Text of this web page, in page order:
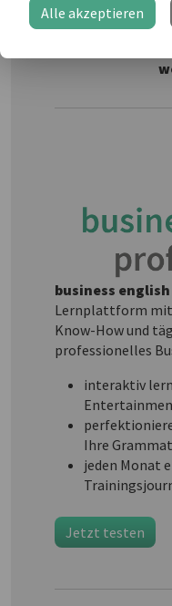
Alle akzeptieren
Sie sind
business
Lernplattform
Know-How und
professionelles
interaktiv
Ihre
jeden Monat
Jetzt testen